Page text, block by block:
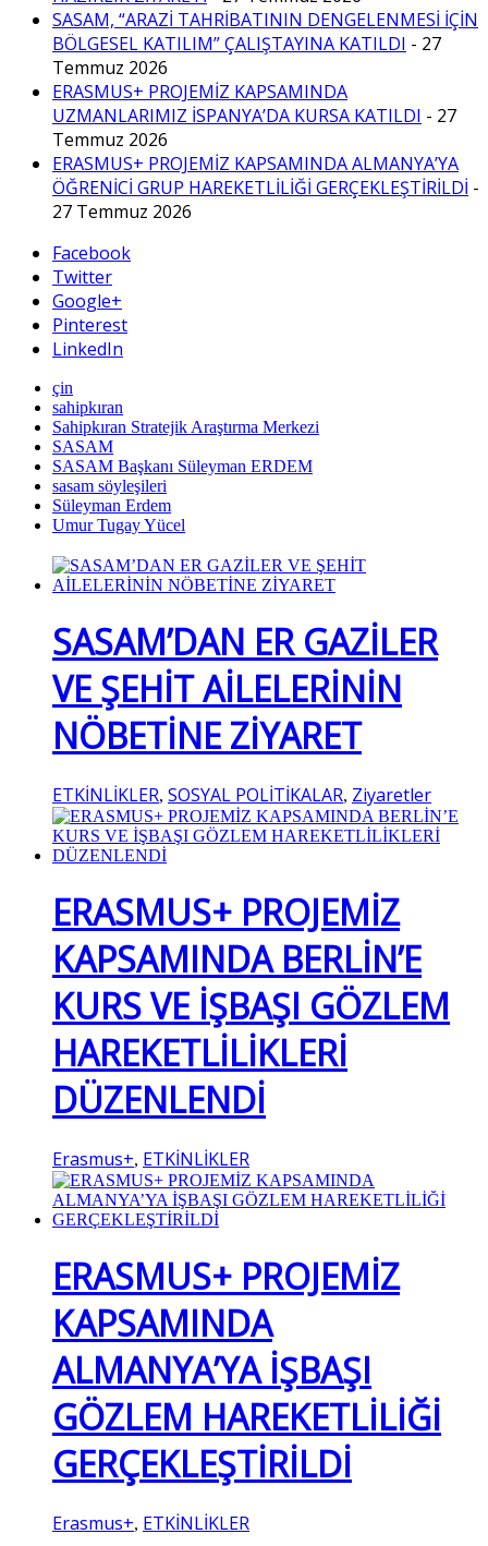
SASAM, “ARAZİ TAHRİBATININ DENGELENMESİ İÇİN
BÖLGESEL KATILIM” ÇALIŞTAYINA KATILDI - 27
Temmuz 2026
ERASMUS+ PROJEMİZ KAPSAMINDA
UZMANLARIMIZ İSPANYA’DA KURSA KATILDI - 27
Temmuz 2026
ERASMUS+ PROJEMİZ KAPSAMINDA ALMANYA’YA
ÖĞRENİCİ GRUP HAREKETLİLİĞİ GERÇEKLEŞTİRİLDİ -
27 Temmuz 2026
Facebook
Twitter
Google+
Pinterest
LinkedIn
çin
sahipkıran
Sahipkıran Stratejik Araştırma Merkezi
SASAM
SASAM Başkanı Süleyman ERDEM
sasam söyleşileri
Süleyman Erdem
Umur Tugay Yücel
SASAM’DAN ER GAZİLER
VE ŞEHİT AİLELERİNİN
NÖBETİNE ZİYARET
ETKİNLİKLER, SOSYAL POLİTİKALAR, Ziyaretler
ERASMUS+ PROJEMİZ
KAPSAMINDA BERLİN’E
KURS VE İŞBAŞI GÖZLEM
HAREKETLİLİKLERİ
DÜZENLENDİ
Erasmus+, ETKİNLİKLER
ERASMUS+ PROJEMİZ
KAPSAMINDA
ALMANYA’YA İŞBAŞI
GÖZLEM HAREKETLİLİĞİ
GERÇEKLEŞTİRİLDİ
Erasmus+, ETKİNLİKLER